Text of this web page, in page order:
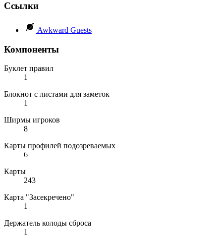
Ссылки
Awkward Guests
Компоненты
Буклет правил
1
Блокнот с листами для заметок
1
Ширмы игроков
8
Карты профилей подозреваемых
6
Карты
243
Карта "Засекречено"
1
Держатель колоды сброса
1